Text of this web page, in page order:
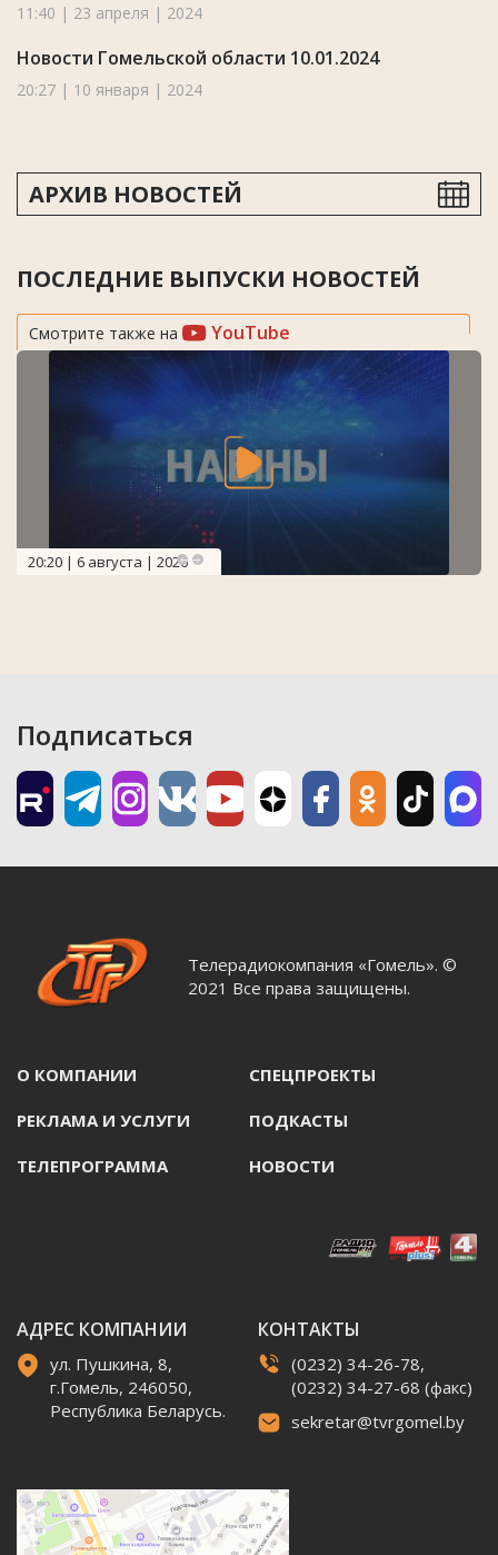
11:40 | 23 апреля | 2024
Новости Гомельской области 10.01.2024
20:27 | 10 января | 2024
АРХИВ НОВОСТЕЙ
ПОСЛЕДНИЕ ВЫПУСКИ НОВОСТЕЙ
Смотрите также на YouTube
20:20 | 6 августа | 2026
Подписаться
Телерадиокомпания «Гомель». ©
2021 Все права защищены.
О КОМПАНИИ СПЕЦПРОЕКТЫ
РЕКЛАМА И УСЛУГИ ПОДКАСТЫ
ТЕЛЕПРОГРАММА НОВОСТИ
АДРЕС КОМПАНИИ
ул. Пушкина, 8,
г.Гомель, 246050,
Республика Беларусь.
КОНТАКТЫ
(0232) 34-26-78,
(0232) 34-27-68 (факс)
sekretar@tvrgomel.by